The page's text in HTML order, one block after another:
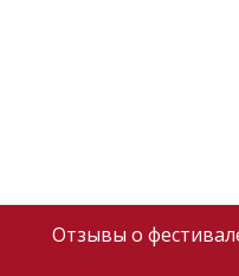
Отзывы о